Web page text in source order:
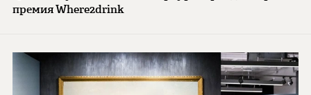
премия Where2drink